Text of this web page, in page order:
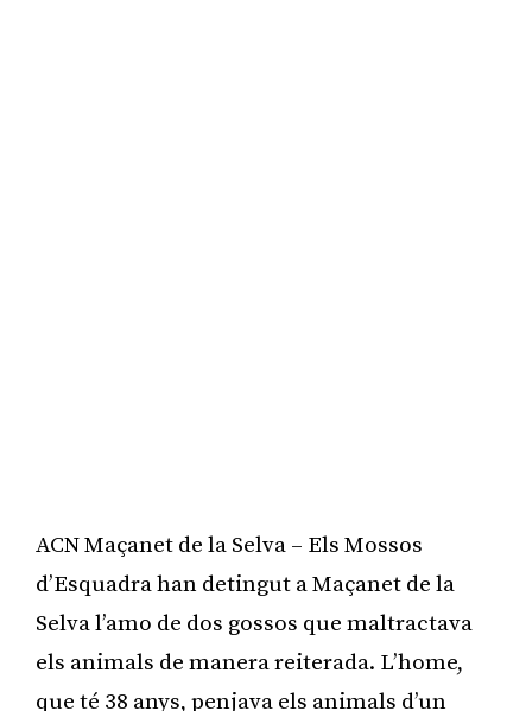
ACN Maçanet de la Selva – Els Mossos
d’Esquadra han detingut a Maçanet de la
Selva l’amo de dos gossos que maltractava
els animals de manera reiterada. L’home,
que té 38 anys, penjava els animals d’un